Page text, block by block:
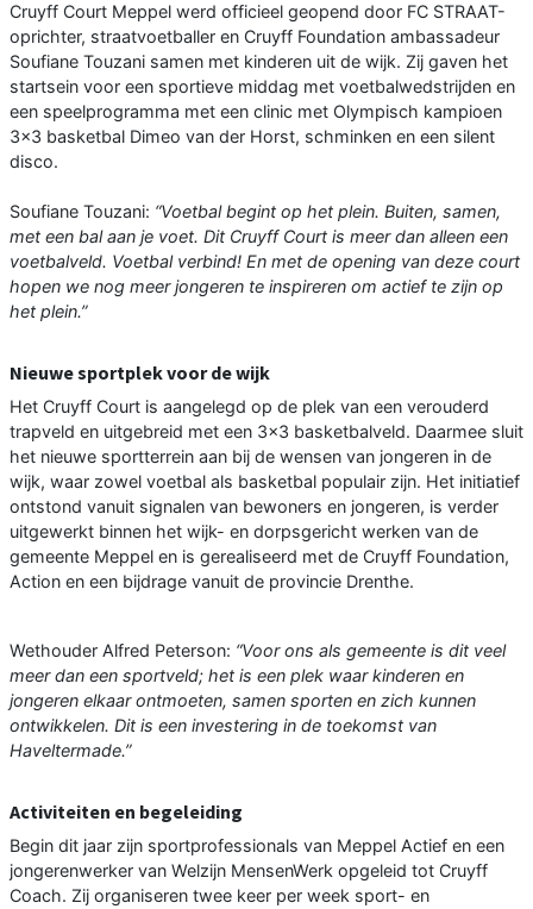
Cruyff Court Meppel werd officieel geopend door FC STRAAT-
oprichter, straatvoetballer en Cruyff Foundation ambassadeur
Soufiane Touzani samen met kinderen uit de wijk. Zij gaven het
startsein voor een sportieve middag met voetbalwedstrijden en
een speelprogramma met een clinic met Olympisch kampioen
3×3 basketbal Dimeo van der Horst, schminken en een silent
disco.
Soufiane Touzani: “Voetbal begint op het plein. Buiten, samen,
met een bal aan je voet. Dit Cruyff Court is meer dan alleen een
voetbalveld. Voetbal verbind! En met de opening van deze court
hopen we nog meer jongeren te inspireren om actief te zijn op
het plein.”
Nieuwe sportplek voor de wijk
Het Cruyff Court is aangelegd op de plek van een verouderd
trapveld en uitgebreid met een 3×3 basketbalveld. Daarmee sluit
het nieuwe sportterrein aan bij de wensen van jongeren in de
wijk, waar zowel voetbal als basketbal populair zijn. Het initiatief
ontstond vanuit signalen van bewoners en jongeren, is verder
uitgewerkt binnen het wijk- en dorpsgericht werken van de
gemeente Meppel en is gerealiseerd met de Cruyff Foundation,
Action en een bijdrage vanuit de provincie Drenthe.
Wethouder Alfred Peterson: “Voor ons als gemeente is dit veel
meer dan een sportveld; het is een plek waar kinderen en
jongeren elkaar ontmoeten, samen sporten en zich kunnen
ontwikkelen. Dit is een investering in de toekomst van
Haveltermade.”
Activiteiten en begeleiding
Begin dit jaar zijn sportprofessionals van Meppel Actief en een
jongerenwerker van Welzijn MensenWerk opgeleid tot Cruyff
Coach. Zij organiseren twee keer per week sport- en